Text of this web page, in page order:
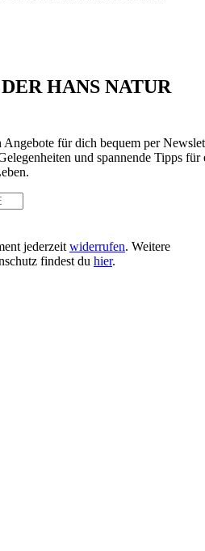
HANS NATUR
Angebote für dich bequem per
und spannende Tipps für
jederzeit widerrufen. Weitere
findest du hier.